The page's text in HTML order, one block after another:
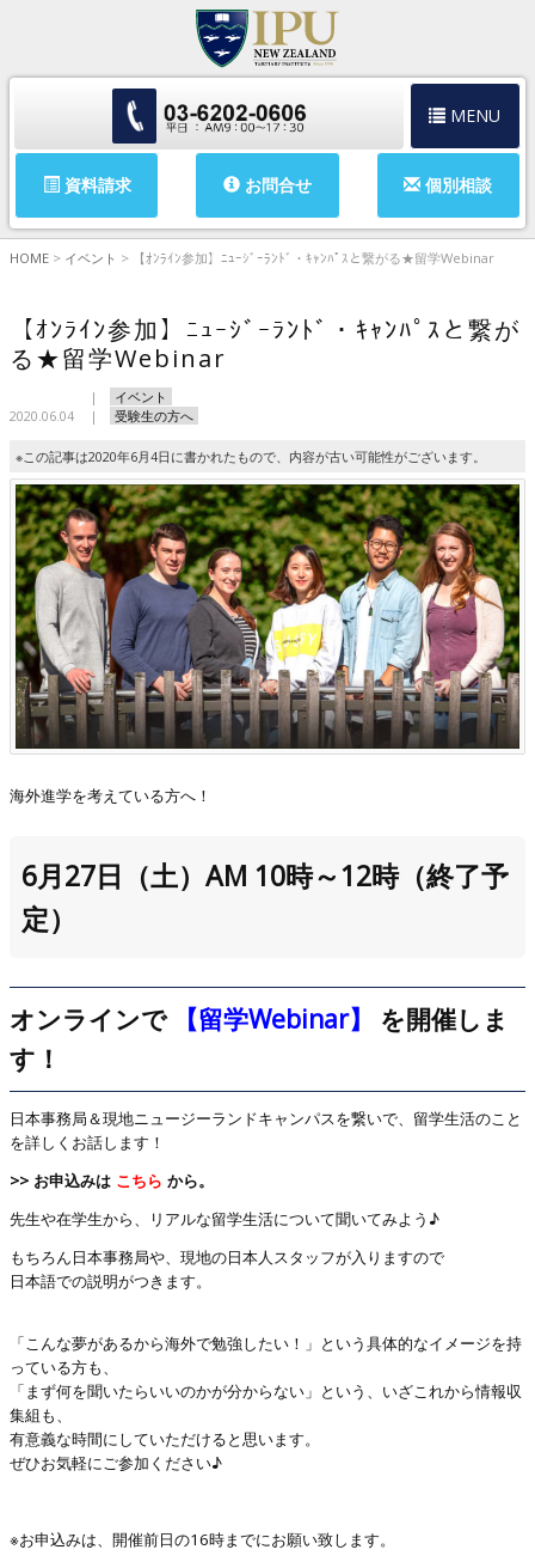
MENU
資料請求 お問合せ 個別相談
HOME > イベント > 【ｵﾝﾗｲﾝ参加】ﾆｭｰｼﾞｰﾗﾝﾄﾞ・ｷｬﾝﾊﾟｽと繋がる★留学Webinar
【ｵﾝﾗｲﾝ参加】ﾆｭｰｼﾞｰﾗﾝﾄﾞ・ｷｬﾝﾊﾟｽと繋が
る★留学Webinar
2020.06.04
イベント
受験生の方へ
※この記事は2020年6月4日に書かれたもので、内容が古い可能性がございます。
海外進学を考えている方へ！
6月27日（土）AM 10時～12時（終了予
定）
オンラインで 【留学Webinar】
を開催しま
す！
日本事務局＆現地ニュージーランドキャンパスを繋いで、留学生活のこと
を詳しくお話します！
>> お申込みは こちら から。
先生や在学生から、リアルな留学生活について聞いてみよう♪
もちろん日本事務局や、現地の日本人スタッフが入りますので
日本語での説明がつきます。
「こんな夢があるから海外で勉強したい！」という具体的なイメージを持
っている方も、
「まず何を聞いたらいいのかが分からない」という、いざこれから情報収
集組も、
有意義な時間にしていただけると思います。
ぜひお気軽にご参加ください♪
※お申込みは、開催前日の16時までにお願い致します。